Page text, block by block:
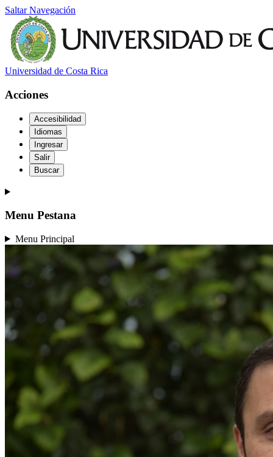
Saltar Navegación
Universidad de Costa Rica
Acciones
Accesibilidad
Idiomas
Ingresar
Salir
Buscar
Menu Pestana
Menu Principal